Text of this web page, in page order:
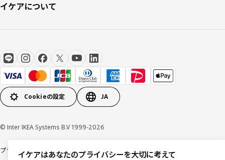
イケアについて
Cookieの設定 JA
© Inter IKEA Systems B.V 1999-2026
プライバシーポリシー利用規約Cookieポリシー特定商取引法に基づく表記
イケアはあなたのプライバシーを大切に考えて